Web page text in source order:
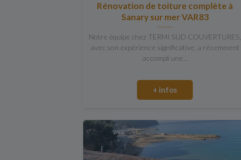
Rénovation de toiture complète à
Sanary sur mer VAR83
Notre équipe chez TERMI SUD COUVERTURES,
avec son expérience significative, a récemment
accompli une...
+ infos